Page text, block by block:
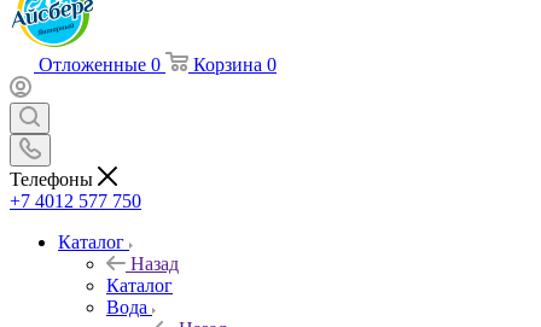
Отложенные 0 Корзина 0
Телефоны
+7 4012 577 750
Каталог
Назад
Каталог
Вода